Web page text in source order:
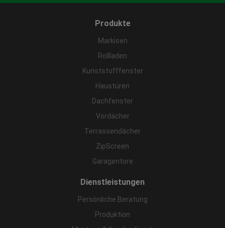
Produkte
Markisen
Rollladen
Kunststofffenster
Haustüren
Dachfenster
Vordächer
Terrassendächer
ZipScreen
Garagentore
Dienstleistungen
Persönliche Beratung
Produktion